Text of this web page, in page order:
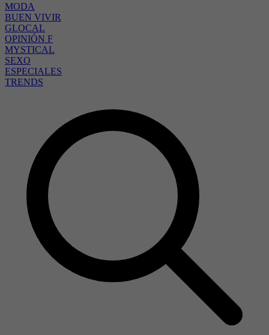
MODA
BUEN VIVIR
GLOCAL
OPINIÓN F
MYSTICAL
SEXO
ESPECIALES
TRENDS